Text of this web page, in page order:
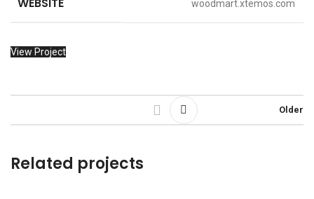
woodmart.xtemos.com
View Project
Older
Related projects